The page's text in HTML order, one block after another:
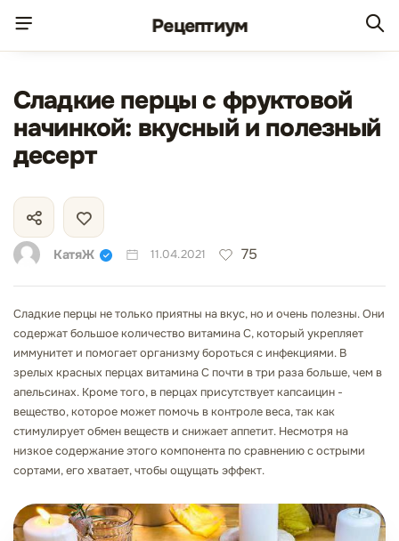
Рецептиум
Сладкие перцы с фруктовой
начинкой: вкусный и полезный
десерт
КатяЖ 11.04.2021 75
Сладкие перцы не только приятны на вкус, но и очень полезны. Они
содержат большое количество витамина С, который укрепляет
иммунитет и помогает организму бороться с инфекциями. В
зрелых красных перцах витамина С почти в три раза больше, чем в
апельсинах. Кроме того, в перцах присутствует капсаицин -
вещество, которое может помочь в контроле веса, так как
стимулирует обмен веществ и снижает аппетит. Несмотря на
низкое содержание этого компонента по сравнению с острыми
сортами, его хватает, чтобы ощущать эффект.